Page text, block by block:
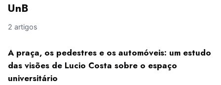
UnB
2 artigos
A praça, os pedestres e os automóveis: um estudo
das visões de Lucio Costa sobre o espaço
universitário